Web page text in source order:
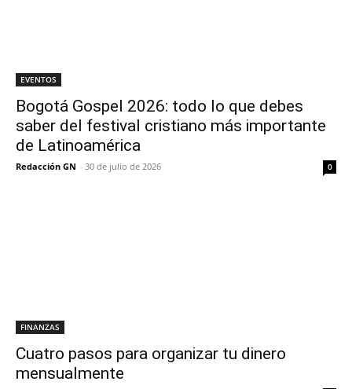
EVENTOS
Bogotá Gospel 2026: todo lo que debes
saber del festival cristiano más importante
de Latinoamérica
Redacción GN - 30 de julio de 2026 0
FINANZAS
Cuatro pasos para organizar tu dinero
mensualmente